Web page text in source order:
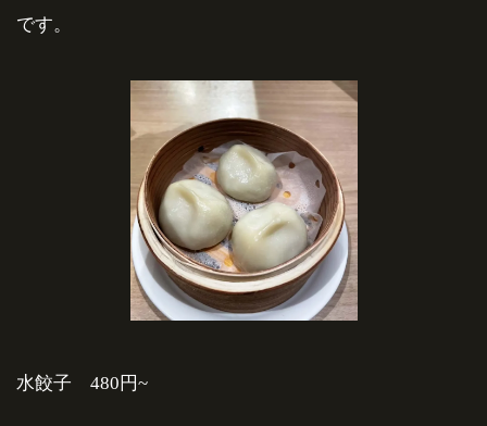
です。
水餃子 480円~